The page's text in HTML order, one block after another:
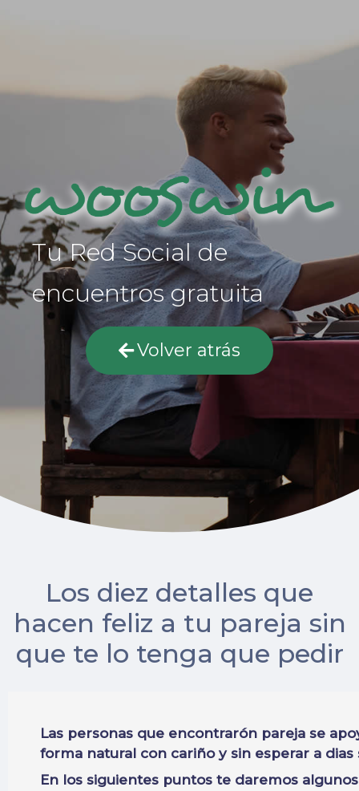
Tu Red Social de
encuentros gratuita
Volver atrás
Los diez detalles que
hacen feliz a tu pareja sin
que te lo tenga que pedir
Las personas que encontrarón pareja se
forma natural con cariño y sin esperar a dias
En los siguientes puntos te daremos